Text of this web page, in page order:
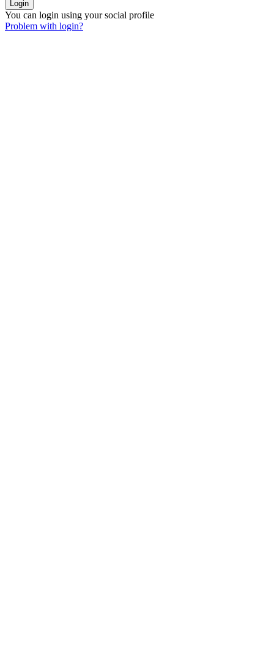
You can login using your social profile
Problem with login?